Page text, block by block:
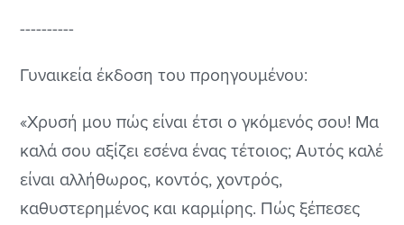
----------
Γυναικεία έκδοση του προηγουμένου:
«Χρυσή μου πώς είναι έτσι ο γκόμενός σου! Μα
καλά σου αξίζει εσένα ένας τέτοιος; Αυτός καλέ
είναι αλλήθωρος, κοντός, χοντρός,
καθυστερημένος και καρμίρης. Πώς ξέπεσες